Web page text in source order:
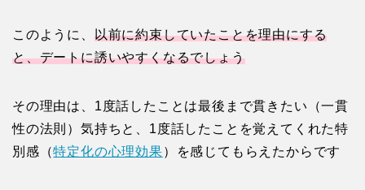
このように、 以前に約束していたことを理由にする
と、デートに誘いやすくなるでしょう
その理由は、1度話したことは最後まで貫きたい（一貫
性の法則）気持ちと、1度話したことを覚えてくれた特
別感（特定化の心理効果）を感じてもらえたからです